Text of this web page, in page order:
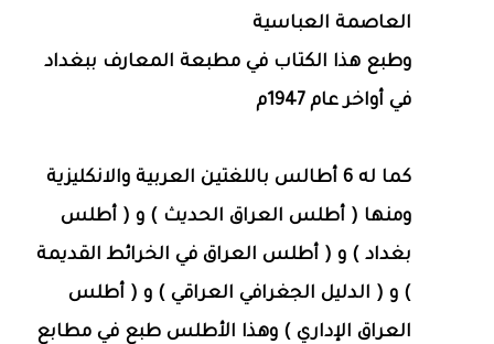
العاصمة العباسية
وطبع هذا الكتاب في مطبعة المعارف ببغداد
في أواخر عام 1947م
كما له 6 أطالس باللغتين العربية والانكليزية
ومنها ( أطلس العراق الحديث ) و ( أطلس
بغداد ) و ( أطلس العراق في الخرائط القديمة
) و ( الدليل الجغرافي العراقي ) و ( أطلس
العراق الإداري ) وهذا الأطلس طبع في مطابع